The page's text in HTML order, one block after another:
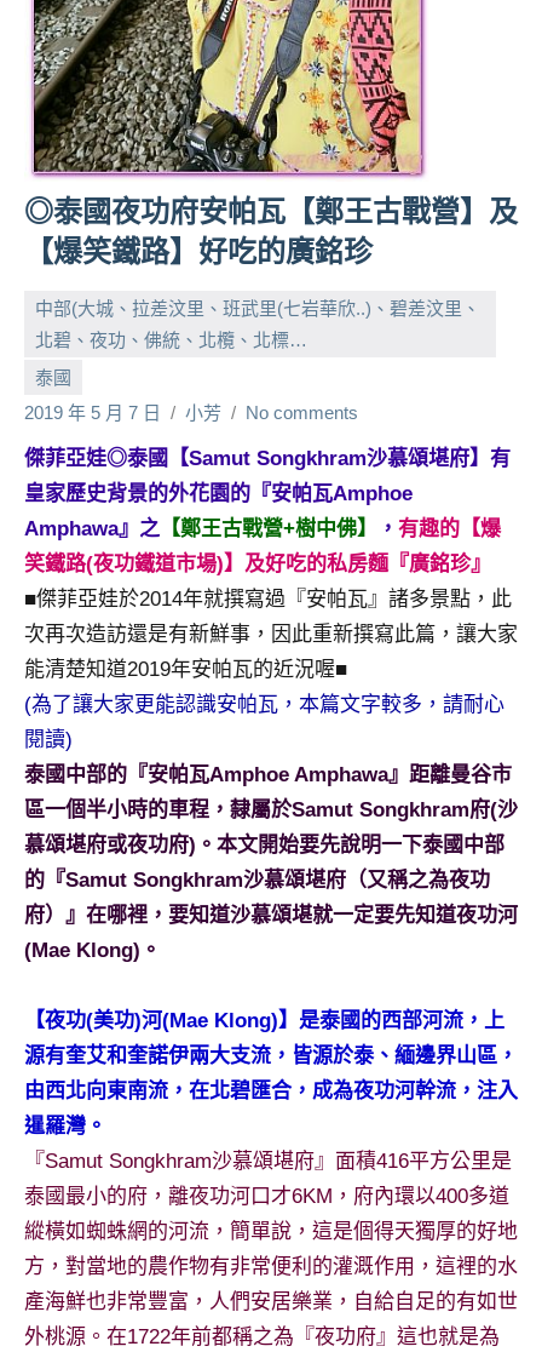
路、
旅
遊
節
目
來
賓、
News
號
節
目
底、
外
景
目
主
持、
吳
哥
泰
國
旅
遊
書
者、
各
發
會
活
動
主
持、
學
校
企
業
講
座、
◎泰國夜功府安帕瓦【鄭王古戰營】及
【爆笑鐵路】好吃的廣銘珍
中部(大城、拉差汶里、班武里(七岩華欣..)、碧差汶里、
北碧、夜功、佛統、北欖、北標…
泰國
2019 年 5 月 7 日
小芳 No comments
傑菲亞娃◎泰國【Samut Songkhram沙慕頌堪府】有
皇家歷史背景的外花園的『安帕瓦Amphoe
Amphawa』之 【鄭王古戰營+樹中佛】 ， 有趣的【爆
笑鐵路(夜功鐵道市場)】及好吃的私房麵『廣銘珍』
■傑菲亞娃於2014年就撰寫過『安帕瓦』諸多景點，此
次再次造訪還是有新鮮事，因此重新撰寫此篇，讓大家
能清楚知道2019年安帕瓦的近況喔■
(為了讓大家更能認識安帕瓦，本篇文字較多，請耐心
閱讀)
泰國中部的『安帕瓦Amphoe Amphawa』距離曼谷市
區一個半小時的車程，隸屬於Samut Songkhram府(沙
慕頌堪府或夜功府)。本文開始要先說明一下泰國中部
的『Samut Songkhram沙慕頌堪府（又稱之為夜功
府）』在哪裡，要知道沙慕頌堪就一定要先知道夜功河
(Mae Klong)。
【夜功(美功)河(Mae Klong)】是泰國的西部河流，上
源有奎艾和奎諾伊兩大支流，皆源於泰、緬邊界山區，
由西北向東南流，在北碧匯合，成為夜功河幹流，注入
暹羅灣。
『Samut Songkhram沙慕頌堪府』面積416平方公里是
泰國最小的府，離夜功河口才6KM，府內環以400多道
縱橫如蜘蛛網的河流，簡單說，這是個得天獨厚的好地
方，對當地的農作物有非常便利的灌溉作用，這裡的水
產海鮮也非常豐富，人們安居樂業，自給自足的有如世
外桃源。在1722年前都稱之為『夜功府』這也就是為